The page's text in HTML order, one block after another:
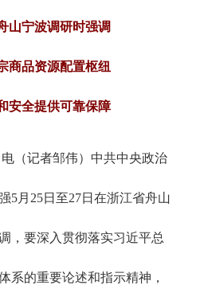
山宁波调研时强调
商品资源配置枢纽
安全提供可靠保障
电（记者邹伟）中共中央政治
5月25日至27日在浙江省舟山
，要深入贯彻落实习近平总
系的重要论述和指示精神，